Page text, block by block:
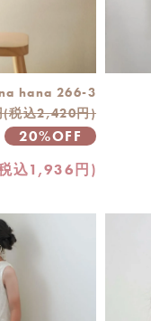
hana 266-3
税込2,420円)
20%OFF
込1,936円)